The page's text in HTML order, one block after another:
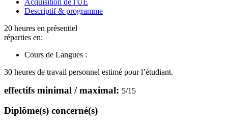
Descriptif & programme
20 heures en présentiel
réparties en:
Cours de Langues :
30 heures de travail personnel estimé pour l’étudiant.
effectifs minimal / maximal: 5/15
Diplôme(s) concerné(s)